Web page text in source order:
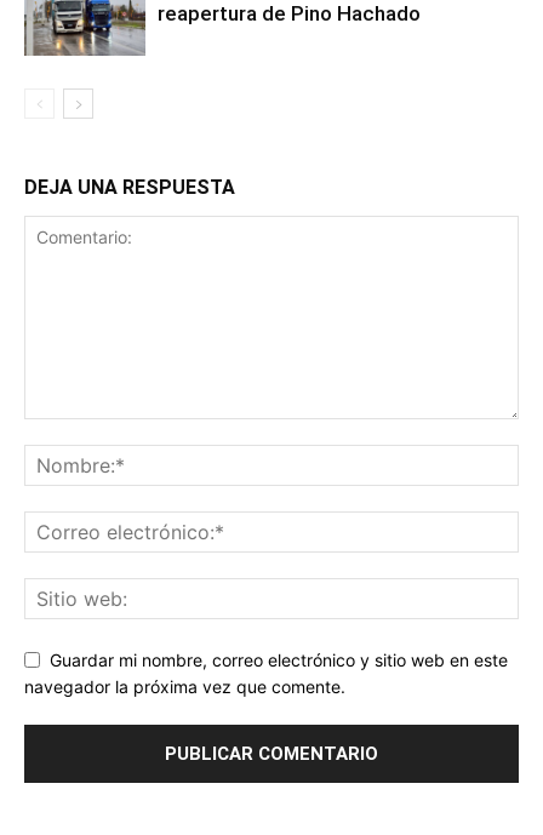
reapertura de Pino Hachado
DEJA UNA RESPUESTA
Guardar mi nombre, correo electrónico y sitio web en este
navegador la próxima vez que comente.